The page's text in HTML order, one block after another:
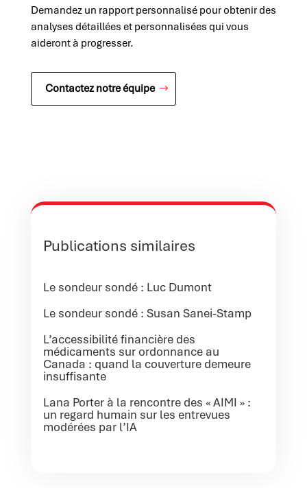
Demandez un rapport personnalisé pour obtenir des
analyses détaillées et personnalisées qui vous
aideront à progresser.
Contactez notre équipe
Publications similaires
Le sondeur sondé : Luc Dumont
Le sondeur sondé : Susan Sanei-Stamp
L’accessibilité financière des
médicaments sur ordonnance au
Canada : quand la couverture demeure
insuffisante
Lana Porter à la rencontre des « AIMI » :
un regard humain sur les entrevues
modérées par l’IA